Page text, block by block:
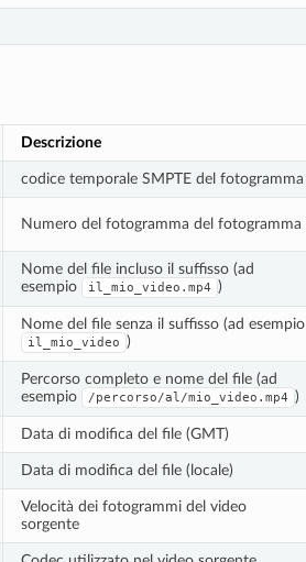
Descrizione
codice temporale SMPTE del fotogramma
Numero del fotogramma del fotogramma
Nome del file incluso il suffisso (ad
esempio
il_mio_video.mp4 )
Nome del file senza il suffisso (ad esempio
il_mio_video )
Percorso completo e nome del file (ad
esempio
/percorso/al/mio_video.mp4 )
Data di modifica del file (GMT)
Data di modifica del file (locale)
Velocità dei fotogrammi del video
sorgente